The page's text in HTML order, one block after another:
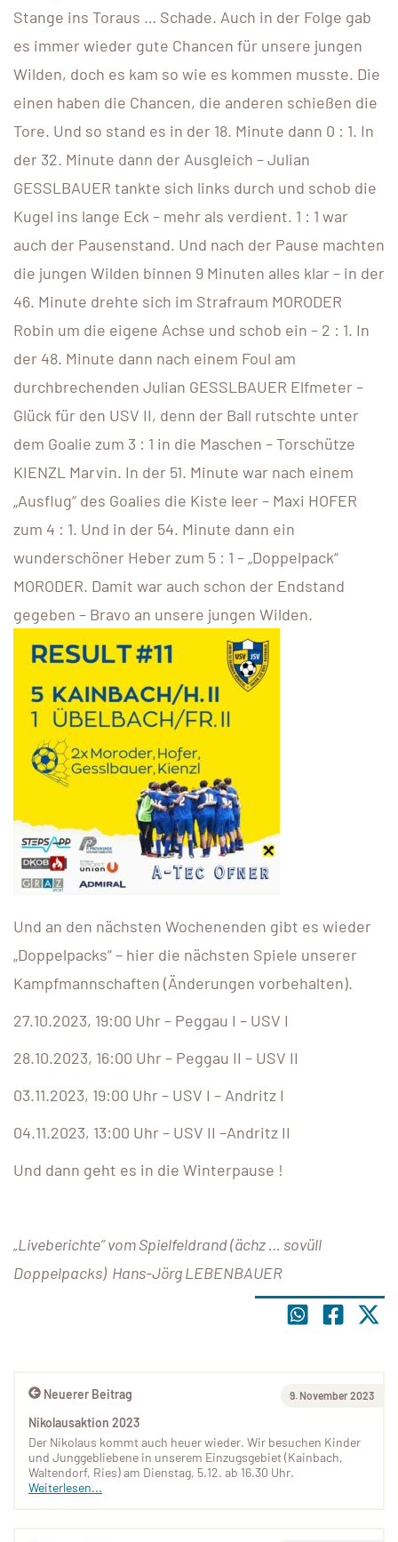
Stange ins Toraus … Schade. Auch in der Folge gab
es immer wieder gute Chancen für unsere jungen
Wilden, doch es kam so wie es kommen musste. Die
einen haben die Chancen, die anderen schießen die
Tore. Und so stand es in der 18. Minute dann 0 : 1. In
der 32. Minute dann der Ausgleich – Julian
GESSLBAUER tankte sich links durch und schob die
Kugel ins lange Eck – mehr als verdient. 1 : 1 war
auch der Pausenstand. Und nach der Pause machten
die jungen Wilden binnen 9 Minuten alles klar – in der
46. Minute drehte sich im Strafraum MORODER
Robin um die eigene Achse und schob ein – 2 : 1. In
der 48. Minute dann nach einem Foul am
durchbrechenden Julian GESSLBAUER Elfmeter –
Glück für den USV II, denn der Ball rutschte unter
dem Goalie zum 3 : 1 in die Maschen – Torschütze
KIENZL Marvin. In der 51. Minute war nach einem
„Ausflug“ des Goalies die Kiste leer – Maxi HOFER
zum 4 : 1. Und in der 54. Minute dann ein
wunderschöner Heber zum 5 : 1 – „Doppelpack“
MORODER. Damit war auch schon der Endstand
gegeben – Bravo an unsere jungen Wilden.
Und an den nächsten Wochenenden gibt es wieder
„Doppelpacks“ – hier die nächsten Spiele unserer
Kampfmannschaften (Änderungen vorbehalten).
27.10.2023, 19:00 Uhr – Peggau I – USV I
28.10.2023, 16:00 Uhr – Peggau II – USV II
03.11.2023, 19:00 Uhr – USV I – Andritz I
04.11.2023, 13:00 Uhr – USV II –Andritz II
Und dann geht es in die Winterpause !
„Liveberichte“ vom Spielfeldrand (ächz … sovüll
Doppelpacks) Hans-Jörg LEBENBAUER
Neuerer Beitrag 9. November 2023
Nikolausaktion 2023
Der Nikolaus kommt auch heuer wieder. Wir besuchen Kinder
und Junggebliebene in unserem Einzugsgebiet (Kainbach,
Waltendorf, Ries) am Dienstag, 5.12. ab 16.30 Uhr.
Weiterlesen...